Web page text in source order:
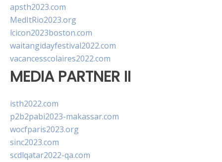
apsth2023.com
MedItRio2023.org
lcicon2023boston.com
waitangidayfestival2022.com
vacancesscolaires2022.com
MEDIA PARTNER II
isth2022.com
p2b2pabi2023-makassar.com
wocfparis2023.org
sinc2023.com
scdlqatar2022-qa.com